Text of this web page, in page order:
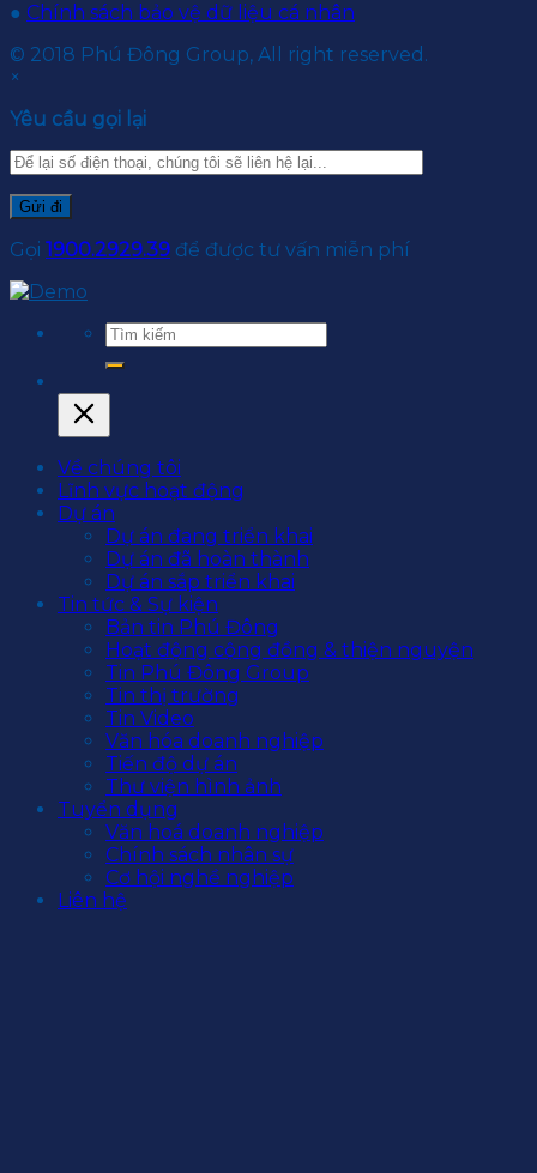
● Chính sách bảo vệ dữ liệu cá nhân
© 2018 Phú Đông Group, All right reserved.
×
Yêu cầu gọi lại
Gọi 1900.2929.39 để được tư vấn miễn phí
Về chúng tôi
Lĩnh vực hoạt động
Dự án
Dự án đang triển khai
Dự án đã hoàn thành
Dự án sắp triển khai
Tin tức & Sự kiện
Bản tin Phú Đông
Hoạt động cộng đồng & thiện nguyện
Tin Phú Đông Group
Tin thị trường
Tin Video
Văn hóa doanh nghiệp
Tiến độ dự án
Thư viện hình ảnh
Tuyển dụng
Văn hoá doanh nghiệp
Chính sách nhân sự
Cơ hội nghề nghiệp
Liên hệ